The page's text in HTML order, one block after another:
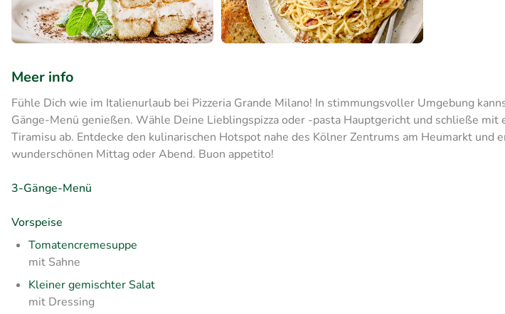
Meer info
Fühle Dich wie im Italienurlaub bei Pizzeria Grande Milano! In stimmungsvoller Umgebung
Gänge-Menü genießen. Wähle Deine Lieblingspizza oder -pasta Hauptgericht und schließe mit
Tiramisu ab. Entdecke den kulinarischen Hotspot nahe des Kölner Zentrums am Heumarkt und
wunderschönen Mittag oder Abend. Buon appetito!
3-Gänge-Menü
Vorspeise
Tomatencremesuppe
mit Sahne
Kleiner gemischter Salat
mit Dressing